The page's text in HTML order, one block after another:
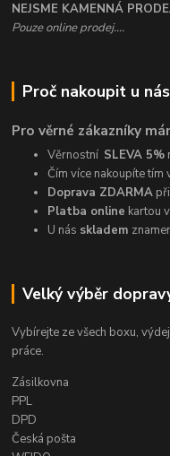
NEJSME KAMENNÁ
Pouze online prodej....
Proč nakoupit u
Pro věrné zákazníky
Věrnostní SLEVA 5%
Čím více nakoupíte tím
Doprava ZDARMA
Platba online kartou
U nás skladem
Velký výběr
Vybírejte ze všech boxu,
práce.
Zásilkovna
PPL
DPD
Česká pošta